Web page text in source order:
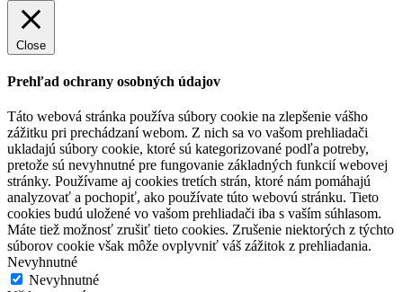
Close
Prehľad ochrany osobných údajov
Táto webová stránka používa súbory cookie na zlepšenie vášho
zážitku pri prechádzaní webom. Z nich sa vo vašom prehliadači
ukladajú súbory cookie, ktoré sú kategorizované podľa potreby,
pretože sú nevyhnutné pre fungovanie základných funkcií webovej
stránky. Používame aj cookies tretích strán, ktoré nám pomáhajú
analyzovať a pochopiť, ako používate túto webovú stránku. Tieto
cookies budú uložené vo vašom prehliadači iba s vaším súhlasom.
Máte tiež možnosť zrušiť tieto cookies. Zrušenie niektorých z týchto
súborov cookie však môže ovplyvniť váš zážitok z prehliadania.
Nevyhnutné
Nevyhnutné